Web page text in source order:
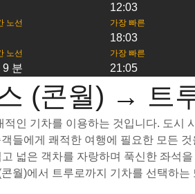
12:03
노선 가장 빠른
18:03
노선
9 분
가장 빠른
21:05
(콘월) → 트
인 기차를 이용하는 것입니다. 도시
에게 쾌적한 여행에 필요한 모든
넓은 객차를 자랑하며 푹신한 좌석
월)에서 트루로까지 기차를 선택하